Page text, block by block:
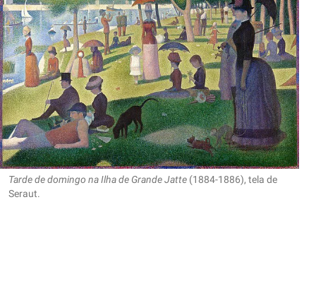
Tarde de domingo na Ilha de Grande Jatte (1884-1886), tela de
Seraut.